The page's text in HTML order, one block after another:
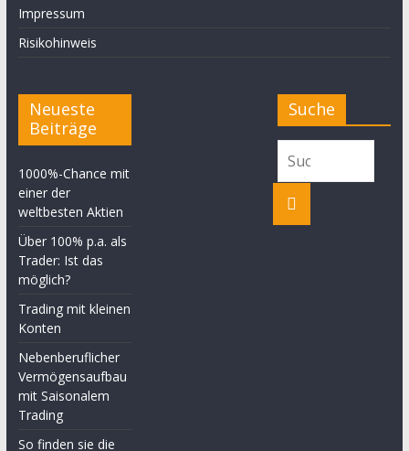
Impressum
Risikohinweis
Neueste
Beiträge
1000%-Chance mit
einer der
weltbesten Aktien
Über 100% p.a. als
Trader: Ist das
möglich?
Trading mit kleinen
Konten
Nebenberuflicher
Vermögensaufbau
mit Saisonalem
Trading
So finden sie die
Suche